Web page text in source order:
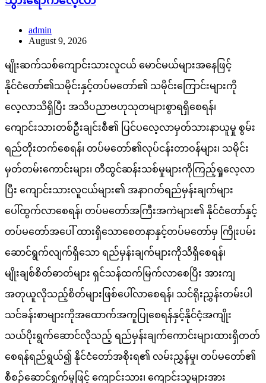
admin
August 9, 2026
မျိုးဆက်သစ်ကျောင်းသားလူငယ် မောင်မယ်များအနေဖြင့်
နိုင်ငံတော်၏သမိုင်းနှင့်တပ်မတော်၏ သမိုင်းကြောင်းများကို
လေ့လာသိရှိပြီး အသိပညာဗဟုသုတများစွာရရှိစေရန်၊
ကျောင်းသားတစ်ဦးချင်းစီ၏ ပြင်ပလေ့လာမှတ်သားနာယူမှု စွမ်း
ရည်တိုးတက်စေရန်၊ တပ်မတော်၏လုပ်ငန်းတာဝန်များ၊ သမိုင်း
မှတ်တမ်းကောင်းများ၊ တီထွင်ဆန်းသစ်မှုများကိုကြည့်ရှုလေ့လာ
ပြီး ကျောင်းသားလူငယ်များ၏ အနာဂတ်ရည်မှန်းချက်များ
ပေါ်ထွက်လာစေရန်၊ တပ်မတော်အကြီးအကဲများ၏ နိုင်ငံတော်နှင့်
တပ်မတော်အပေါ် ထားရှိသောစေတနာနှင့်တပ်မတော်မှ ကြိုးပမ်း
ဆောင်ရွက်လျက်ရှိသော ရည်မှန်းချက်များကိုသိရှိစေရန်၊
မျိုးချစ်စိတ်ဓာတ်များ ရှင်သန်ထက်မြက်လာစေပြီး အားကျ
အတုယူလိုသည့်စိတ်များဖြစ်ပေါ်လာစေရန်၊ သင်ရိုးညွှန်းတမ်းပါ
သင်ခန်းစာများကိုအထောက်အကူပြုစေရန်နှင့်နိုင်ငံ့အကျိုး
သယ်ပိုးရွက်ဆောင်လိုသည့် ရည်မှန်းချက်ကောင်းများထားရှိတတ်
စေရန်ရည်ရွယ်၍ နိုင်ငံတော်အစိုးရ၏ လမ်းညွှန်မှု၊ တပ်မတော်၏
စီစဉ်ဆောင်ရွက်မှုဖြင့် ကျောင်းသား၊ ကျောင်းသူများအား